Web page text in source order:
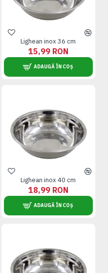
Lighean inox 36 cm
15,99 RON
ADAUGĂ ÎN COȘ
Lighean inox 40 cm
18,99 RON
ADAUGĂ ÎN COȘ